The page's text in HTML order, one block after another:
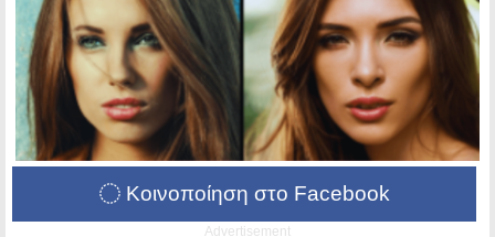
Κοινοποίηση στο Facebook
Advertisement